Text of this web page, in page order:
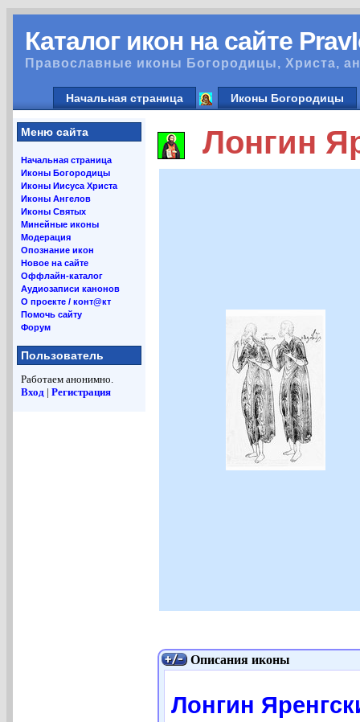
Каталог икон на сайте
Православные иконы Богородицы, Христа,
Начальная страница Иконы Богородицы
Меню сайта
Начальная страница
Иконы Богородицы
Иконы Иисуса Христа
Иконы Ангелов
Иконы Святых
Минейные иконы
Модерация
Опознание икон
Новое на сайте
Оффлайн-каталог
Аудиозаписи канонов
О проекте / конт@кт
Помочь сайту
Форум
Пользователь
Работаем анонимно.
Вход | Регистрация
Лонгин
Описания иконы
Лонгин